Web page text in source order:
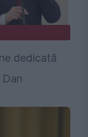
dedicată